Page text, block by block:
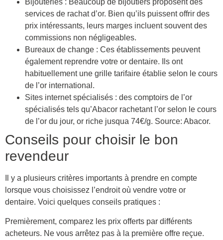
Bijouteries : Beaucoup de bijoutiers proposent des
services de rachat d’or. Bien qu’ils puissent offrir des
prix intéressants, leurs marges incluent souvent des
commissions non négligeables.
Bureaux de change : Ces établissements peuvent
également reprendre votre or dentaire. Ils ont
habituellement une grille tarifaire établie selon le cours
de l’or international.
Sites internet spécialisés : des comptoirs de l’or
spécialisés tels qu’Abacor rachetant l’or selon le cours
de l’or du jour, or riche jusqua 74€/g. Source: Abacor.
Conseils pour choisir le bon
revendeur
Il y a plusieurs critères importants à prendre en compte
lorsque vous choisissez l’endroit où vendre votre or
dentaire. Voici quelques conseils pratiques :
Premièrement, comparez les prix offerts par différents
acheteurs. Ne vous arrêtez pas à la première offre reçue.